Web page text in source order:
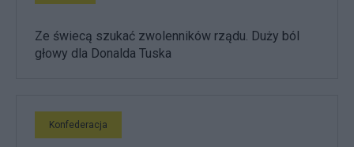
Ze świecą szukać zwolenników rządu. Duży ból
głowy dla Donalda Tuska
Konfederacja